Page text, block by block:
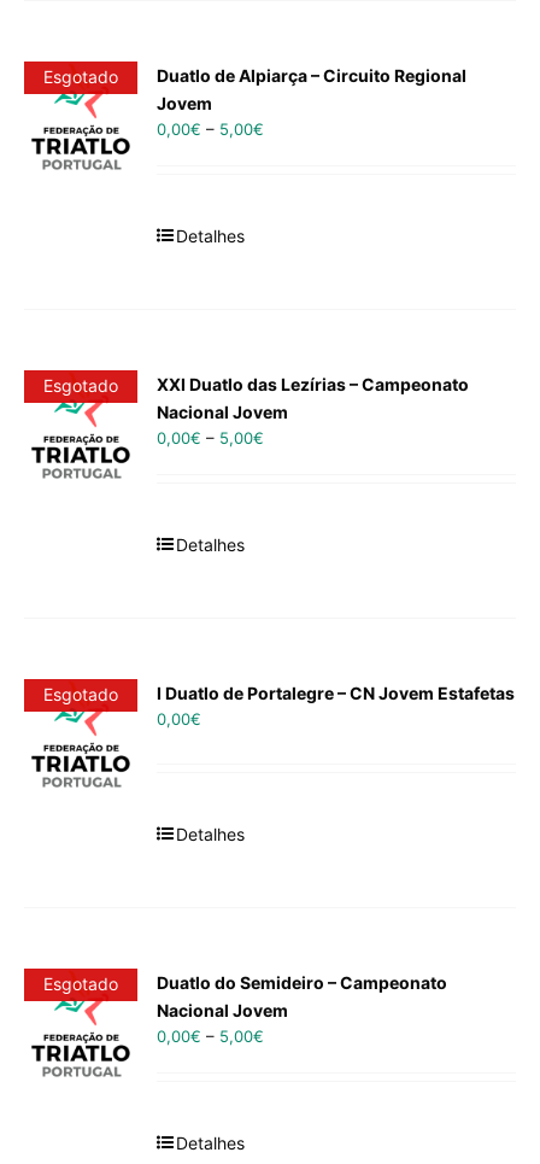
Esgotado
Duatlo de Alpiarça – Circuito Regional
Jovem
0,00€ – 5,00€
Detalhes
Esgotado
XXI Duatlo das Lezírias – Campeonato
Nacional Jovem
0,00€ – 5,00€
Detalhes
Esgotado I Duatlo de Portalegre – CN Jovem Estafetas
0,00€
Detalhes
Esgotado
Duatlo do Semideiro – Campeonato
Nacional Jovem
0,00€ – 5,00€
Detalhes